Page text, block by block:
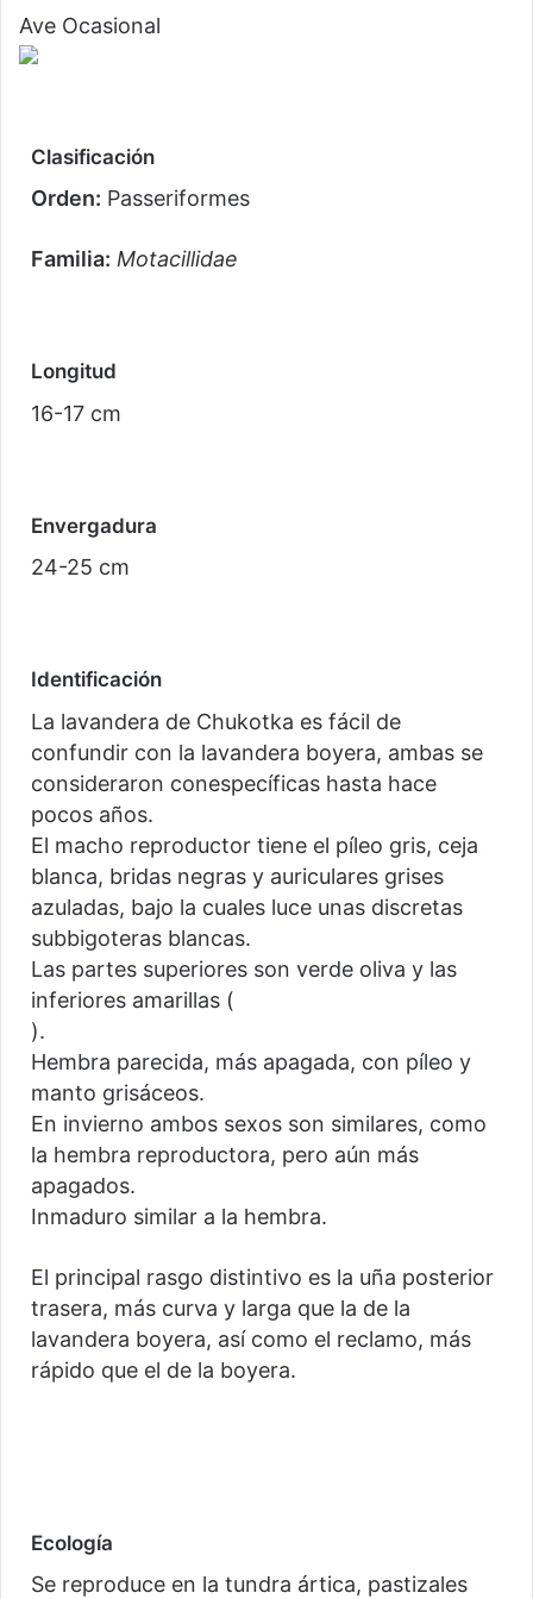
Ave Ocasional
Clasificación
Orden: Passeriformes
Familia: Motacillidae
Longitud
16-17 cm
Envergadura
24-25 cm
Identificación
La lavandera de Chukotka es fácil de
confundir con la lavandera boyera, ambas se
consideraron conespecíficas hasta hace
pocos años.
El macho reproductor tiene el píleo gris, ceja
blanca, bridas negras y auriculares grises
azuladas, bajo la cuales luce unas discretas
subbigoteras blancas.
Las partes superiores son verde oliva y las
inferiores amarillas (
).
Hembra parecida, más apagada, con píleo y
manto grisáceos.
En invierno ambos sexos son similares, como
la hembra reproductora, pero aún más
apagados.
Inmaduro similar a la hembra.
El principal rasgo distintivo es la uña posterior
trasera, más curva y larga que la de la
lavandera boyera, así como el reclamo, más
rápido que el de la boyera.
Ecología
Se reproduce en la tundra ártica, pastizales